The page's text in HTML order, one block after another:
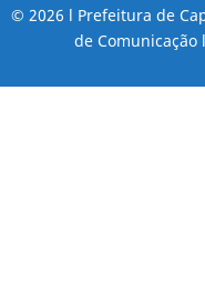
© 2026 l Prefeitura de
de Comunicação